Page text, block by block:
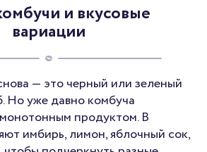
и вкусовые
вариации
— это черный или зеленый
Но уже давно комбуча
продуктом. В
имбирь, лимон, яблочный сок,